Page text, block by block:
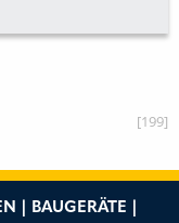
[199]
| BAUGERÄTE |